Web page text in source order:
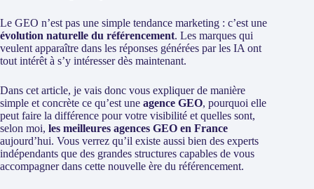
Le GEO n’est pas une simple tendance marketing : c’est une
évolution naturelle du référencement. Les marques qui
veulent apparaître dans les réponses générées par les IA ont
tout intérêt à s’y intéresser dès maintenant.
Dans cet article, je vais donc vous expliquer de manière
simple et concrète ce qu’est une agence GEO, pourquoi elle
peut faire la différence pour votre visibilité et quelles sont,
selon moi, les meilleures agences GEO en France
aujourd’hui. Vous verrez qu’il existe aussi bien des experts
indépendants que des grandes structures capables de vous
accompagner dans cette nouvelle ère du référencement.